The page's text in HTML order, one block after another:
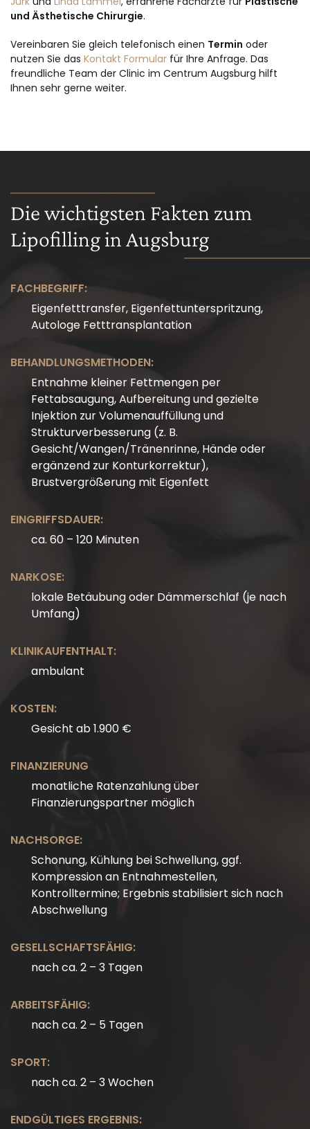
und Ästhetische Chirurgie.
Vereinbaren Sie gleich telefonisch einen Termin oder
nutzen Sie das Kontakt Formular für Ihre Anfrage. Das
freundliche Team der Clinic im Centrum Augsburg hilft
Ihnen sehr gerne weiter.
Die wichtigsten Fakten zum
Lipofilling in Augsburg
FACHBEGRIFF:
Eigenfetttransfer, Eigenfettunterspritzung,
Autologe Fetttransplantation
BEHANDLUNGSMETHODEN:
Entnahme kleiner Fettmengen per
Fettabsaugung, Aufbereitung und gezielte
Injektion zur Volumenauffüllung und
Strukturverbesserung (z. B.
Gesicht/Wangen/Tränenrinne, Hände oder
ergänzend zur Konturkorrektur),
Brustvergrößerung mit Eigenfett
EINGRIFFSDAUER:
ca. 60 – 120 Minuten
NARKOSE:
lokale Betäubung oder Dämmerschlaf (je nach
Umfang)
KLINIKAUFENTHALT:
ambulant
KOSTEN:
Gesicht ab 1.900 €
FINANZIERUNG
monatliche Ratenzahlung über
Finanzierungspartner möglich
NACHSORGE:
Schonung, Kühlung bei Schwellung, ggf.
Kompression an Entnahmestellen,
Kontrolltermine; Ergebnis stabilisiert sich nach
Abschwellung
GESELLSCHAFTSFÄHIG:
nach ca. 2 – 3 Tagen
ARBEITSFÄHIG:
nach ca. 2 – 5 Tagen
SPORT:
nach ca. 2 – 3 Wochen
ENDGÜLTIGES ERGEBNIS: